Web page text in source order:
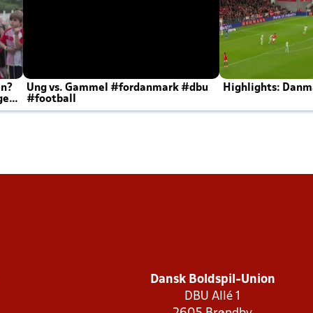
Ung vs. Gammel #fordanmark #dbu
#football
Highlights:
Dansk Boldspil-Union
DBU Allé 1